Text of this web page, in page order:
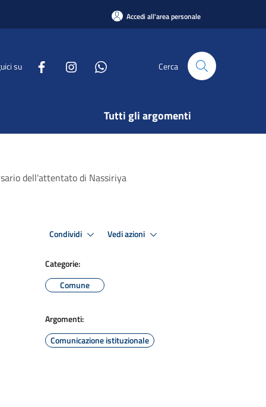
Accedi all'area personale
su Cerca
Tutti gli argomenti
dell'attentato di Nassiriya
Condividi Vedi azioni
Categorie:
Comune
Argomenti:
Comunicazione istituzionale